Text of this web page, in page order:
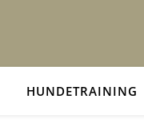
HUNDETRAINING